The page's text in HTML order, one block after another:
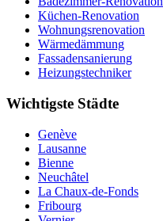
Küchen-Renovation
Wohnungsrenovation
Wärmedämmung
Fassadensanierung
Heizungstechniker
Wichtigste Städte
Genève
Lausanne
Bienne
Neuchâtel
La Chaux-de-Fonds
Fribourg